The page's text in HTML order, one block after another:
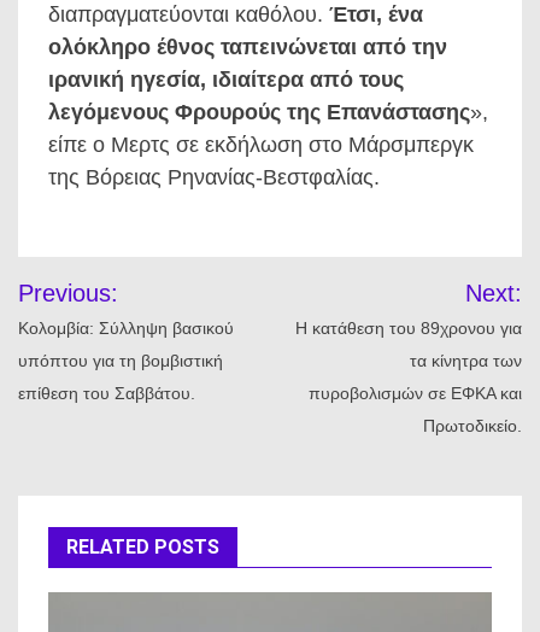
διαπραγματεύονται καθόλου. Έτσι, ένα
ολόκληρο έθνος ταπεινώνεται από την
ιρανική ηγεσία, ιδιαίτερα από τους
λεγόμενους Φρουρούς της Επανάστασης»,
είπε ο Μερτς σε εκδήλωση στο Μάρσμπεργκ
της Βόρειας Ρηνανίας-Βεστφαλίας.
άρθρων
Previous:
Κολομβία: Σύλληψη βασικού
υπόπτου για τη βομβιστική
επίθεση του Σαββάτου.
Next:
Η κατάθεση του 89χρονου για
τα κίνητρα των
πυροβολισμών σε ΕΦΚΑ και
Πρωτοδικείο.
RELATED POSTS